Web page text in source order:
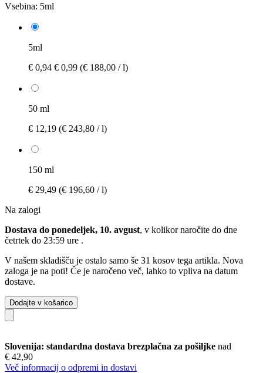
Vsebina: 5ml
5ml
€ 0,94 € 0,99 (€ 188,00 / l)
50 ml
€ 12,19 (€ 243,80 / l)
150 ml
€ 29,49 (€ 196,60 / l)
Na zalogi
Dostava do ponedeljek, 10. avgust, v kolikor naročite do dne
četrtek do 23:59 ure .
V našem skladišču je ostalo samo še 31 kosov tega artikla. Nova
zaloga je na poti! Če je naročeno več, lahko to vpliva na datum
dostave.
Dodajte v košarico
Slovenija: standardna dostava brezplačna za pošiljke nad
€ 42,90
Več informacij o odpremi in dostavi